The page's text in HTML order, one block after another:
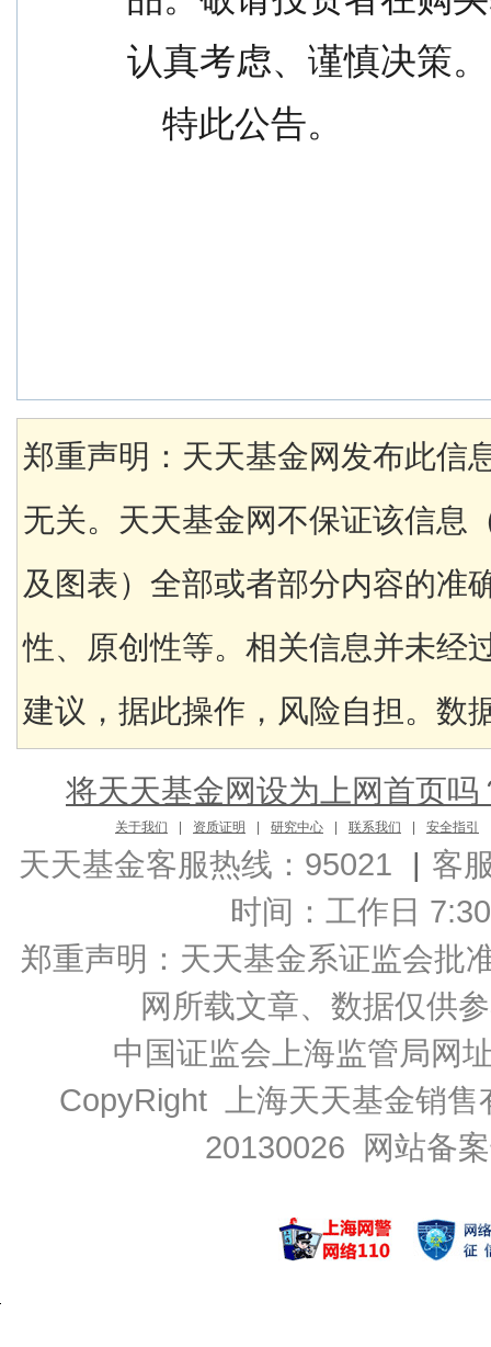
认真考虑、谨慎决策。
    特此公告。
郑重声明：天天基金网发布此信
无关。天天基金网不保证该信息
及图表）全部或者部分内容的准
性、原创性等。相关信息并未经
建议，据此操作，风险自担。数
将天天基金网设为上网首页吗
关于我们 资质证明 研究中心 联系我们 安全指引
天天基金客服热线：95021 | 客
时间：工作日
郑重声明： 天天基金系证监会批
网所载文章、数据仅供
中国证监会上海监管局网
CopyRight 上海天天基金销
20130026 网站备